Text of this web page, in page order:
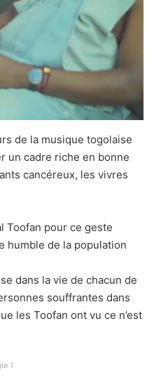
de la musique togolaise
un cadre riche en bonne
cancéreux, les vivres
Toofan pour ce geste
humble de la population
dans la vie de chacun de
souffrantes dans
les Toofan ont vu ce n’est
1